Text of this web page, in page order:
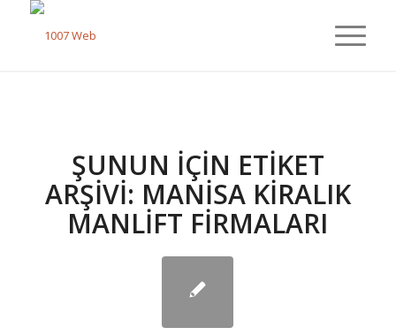
ŞUNUN IÇIN ETIKET
ARŞIVI: MANISA KIRALIK
MANLIFT FIRMALARI